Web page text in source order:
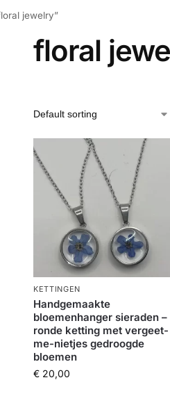
jewelry”
floral
KETTINGEN
Handgemaakte
bloemenhanger sieraden –
ronde ketting met vergeet-
me-nietjes gedroogde
bloemen
€20,00